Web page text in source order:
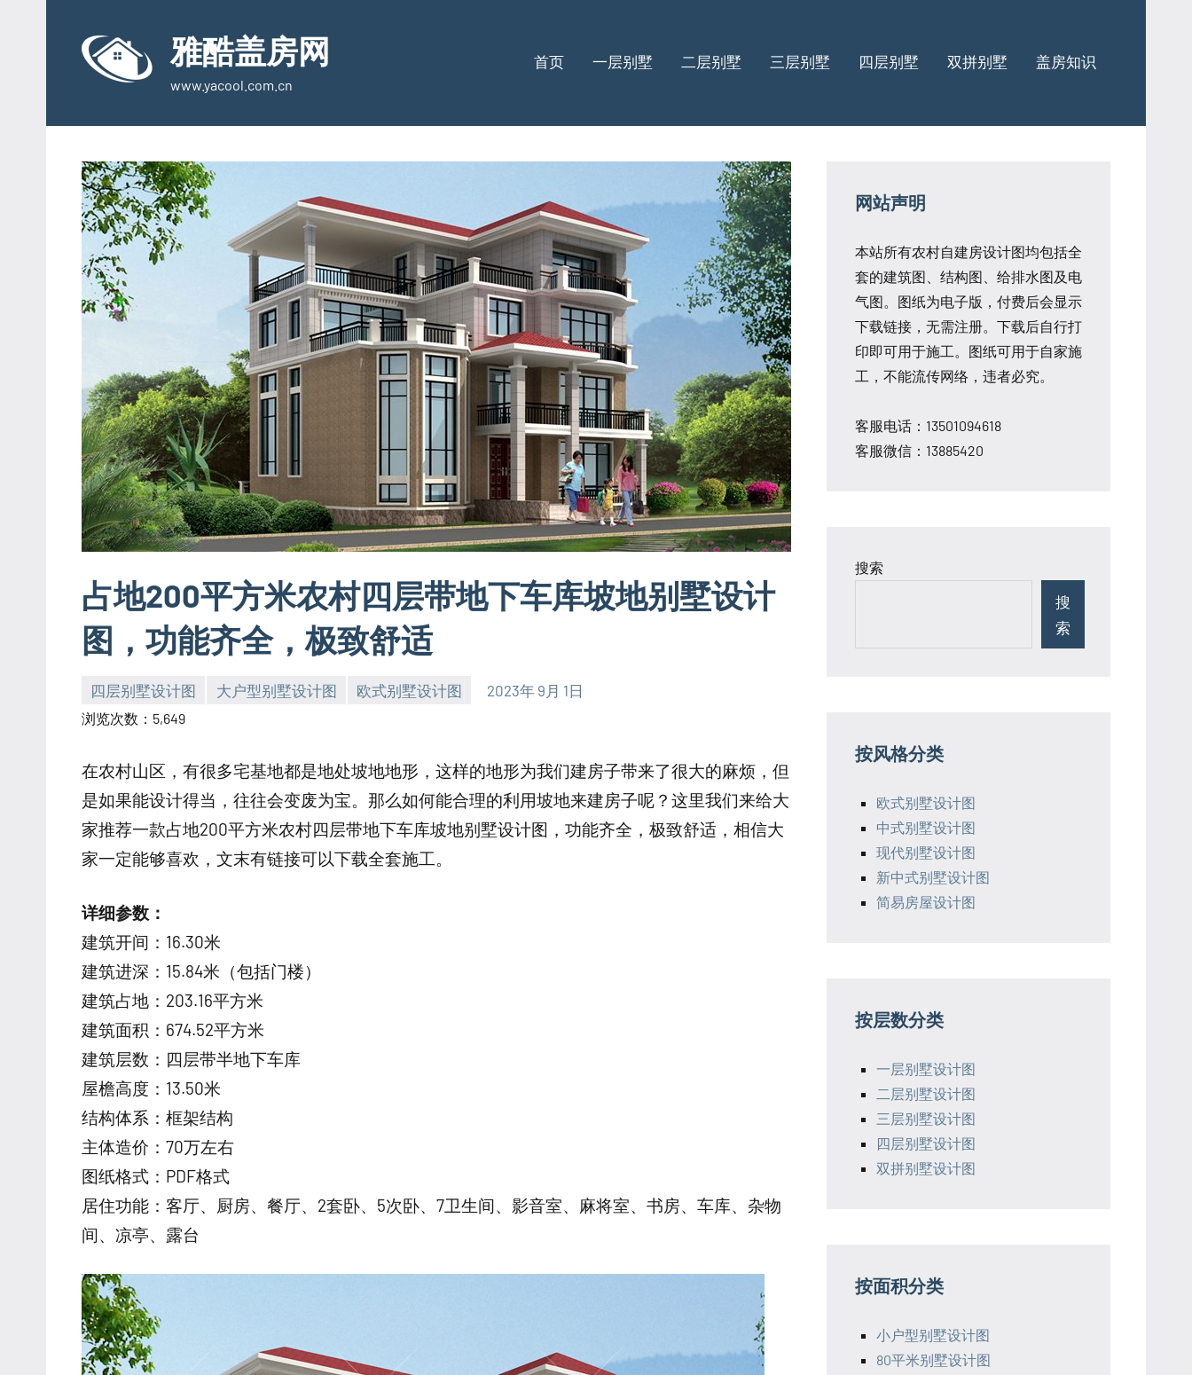
content
雅酷盖房网
www.yacool.com.cn
首页 一层别墅 二层别墅 三层别墅 四层别墅 双拼别墅 盖房知识
占地200平方米农村四层带地下车库坡地别墅设计
图，功能齐全，极致舒适
四层别墅设计图 大户型别墅设计图 欧式别墅设计图 2023年 9月 1日
yacool
浏览次数：5,649
在农村山区，有很多宅基地都是地处坡地地形，这样的地形为我们建房子带来了很大的麻烦，但
是如果能设计得当，往往会变废为宝。那么如何能合理的利用坡地来建房子呢？这里我们来给大
家推荐一款占地200平方米农村四层带地下车库坡地别墅设计图，功能齐全，极致舒适，相信大
家一定能够喜欢，文末有链接可以下载全套施工。
详细参数：
建筑开间：16.30米
建筑进深：15.84米（包括门楼）
建筑占地：203.16平方米
建筑面积：674.52平方米
建筑层数：四层带半地下车库
屋檐高度：13.50米
结构体系：框架结构
主体造价：70万左右
图纸格式：PDF格式
居住功能：客厅、厨房、餐厅、2套卧、5次卧、7卫生间、影音室、麻将室、书房、车库、杂物
间、凉亭、露台
网站声明
本站所有农村自建房设计图均包括全
套的建筑图、结构图、给排水图及电
气图。图纸为电子版，付费后会显示
下载链接，无需注册。下载后自行打
印即可用于施工。图纸可用于自家施
工，不能流传网络，违者必究。
客服电话：13501094618
客服微信：13885420
搜索
搜
索
按风格分类
欧式别墅设计图
中式别墅设计图
现代别墅设计图
新中式别墅设计图
简易房屋设计图
按层数分类
一层别墅设计图
二层别墅设计图
三层别墅设计图
四层别墅设计图
双拼别墅设计图
按面积分类
小户型别墅设计图
80平米别墅设计图